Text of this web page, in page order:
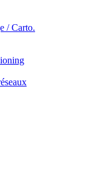
/ Carto.